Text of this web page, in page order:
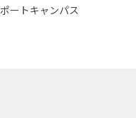
ートキャンパス